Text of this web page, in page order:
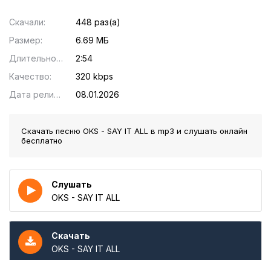
Скачали:
448 раз(а)
Размер:
6.69 МБ
Длительность:
2:54
Качество:
320 kbps
Дата релиза:
08.01.2026
Скачать песню OKS - SAY IT ALL в mp3 и слушать онлайн
бесплатно
Слушать
OKS - SAY IT ALL
Скачать
OKS - SAY IT ALL